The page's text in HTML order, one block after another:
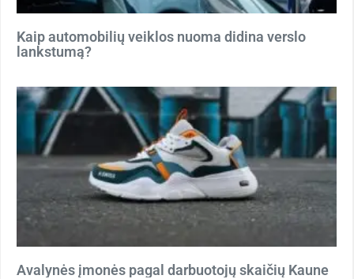
Kaip automobilių veiklos nuoma didina verslo
lankstumą?
Avalynės įmonės pagal darbuotojų skaičių Kaune